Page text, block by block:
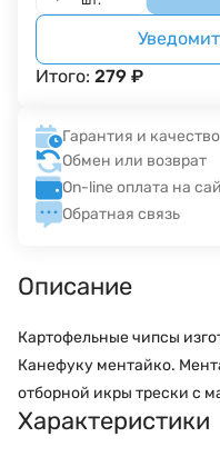
Итого: 279 ₽
Гарантия и качество
Обмен или возврат
On-line оплата на
Обратная связь
Описание
Картофельные чипсы
Канефуку ментайко.
отборной икры трески с
Характеристики